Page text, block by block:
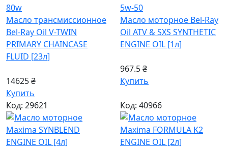
80w
Масло трансмиссионное
Bel-Ray Oil V-TWIN
PRIMARY CHAINCASE
FLUID [23л]
14625 ₴
Купить
5w-50
Масло моторное Bel-Ray
Oil ATV & SXS SYNTHETIC
ENGINE OIL [1л]
967.5 ₴
Купить
Код: 29621 Код: 40966